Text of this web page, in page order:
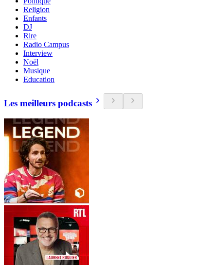
Religion
Enfants
DJ
Rire
Radio Campus
Interview
Noël
Musique
Education
Les meilleurs podcasts